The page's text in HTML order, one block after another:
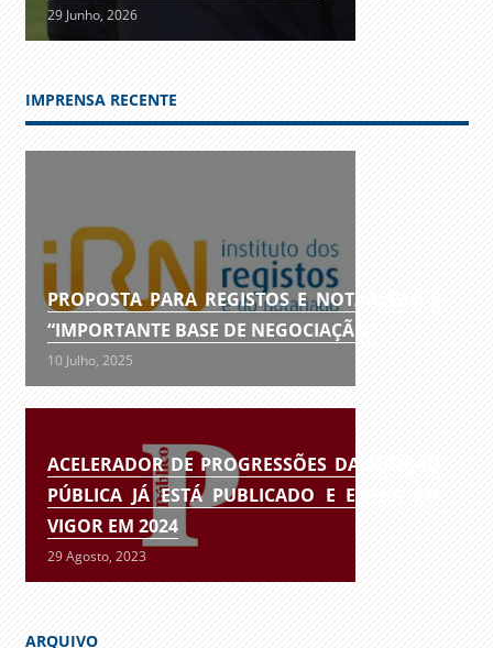
29 Junho, 2026
IMPRENSA RECENTE
PROPOSTA PARA REGISTOS E NOTARIADO É
“IMPORTANTE BASE DE NEGOCIAÇÃO”
10 Julho, 2025
ACELERADOR DE PROGRESSÕES DA FUNÇÃO
PÚBLICA JÁ ESTÁ PUBLICADO E ENTRA EM
VIGOR EM 2024
29 Agosto, 2023
ARQUIVO